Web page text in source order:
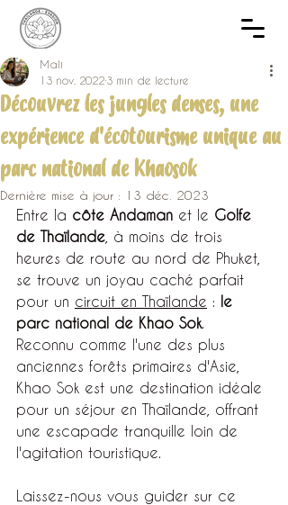
Découvrez les jungles denses, une
expérience d'écotourisme unique au
parc national de Khaosok
Mali
13 nov. 2022 3 min de lecture
Dernière mise à jour : 13 déc. 2023
Entre la côte Andaman et le Golfe
de Thaïlande , à moins de trois
heures de route au nord de Phuket,
se trouve un joyau caché parfait
pour un circuit en Thaïlande : le
parc national de Khao Sok.
Reconnu comme l'une des plus
anciennes forêts primaires d'Asie,
Khao Sok est une destination idéale
pour un séjour en Thaïlande, offrant
une escapade tranquille loin de
l'agitation touristique.
Laissez-nous vous guider sur ce